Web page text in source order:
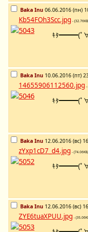
Baka Inu 06.06.2016 (пн)
Kb54FOh3Scc.jpg -
ｷﾀ━━━(ﾟ
Baka Inu 10.06.2016 (пт)
14655906112560.jpg -
ｷﾀ━━━(ﾟ
Baka Inu 12.06.2016 (вс)
zYxp1cD7_d4.jpg -
ｷﾀ━━━(ﾟ
Baka Inu 12.06.2016 (вс)
ZYE6tuaXPUU.jpg -